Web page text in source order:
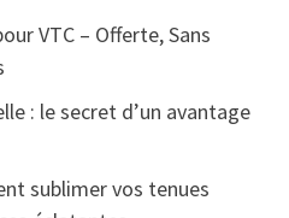
VTC – Offerte, Sans
: le secret d’un avantage
sublimer vos tenues